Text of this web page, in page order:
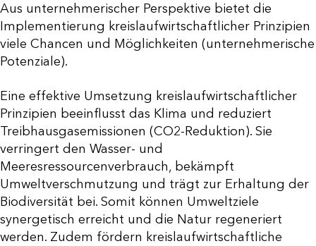
Aus unternehmerischer Perspektive bietet die
Implementierung kreislaufwirtschaftlicher Prinzipien
viele Chancen und Möglichkeiten (unternehmerische
Potenziale).
Eine effektive Umsetzung kreislaufwirtschaftlicher
Prinzipien beeinflusst das Klima und reduziert
Treibhausgasemissionen (CO2-Reduktion). Sie
verringert den Wasser- und
Meeresressourcenverbrauch, bekämpft
Umweltverschmutzung und trägt zur Erhaltung der
Biodiversität bei. Somit können Umweltziele
synergetisch erreicht und die Natur regeneriert
werden. Zudem fördern kreislaufwirtschaftliche